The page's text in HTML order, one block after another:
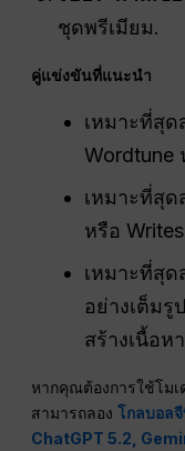
ชุดพรีเมียม.
คู่แข่งขันที่แนะนำ
เหมาะที่สุ
Wordtune
เหมาะที่สุด
หรือ
เหมาะที่สุด
อย่างเต็ม
สร้างเนื้อห
หากคุณต้องการใช้โม
สามารถลองโกลบอล
ChatGPT 5.2,